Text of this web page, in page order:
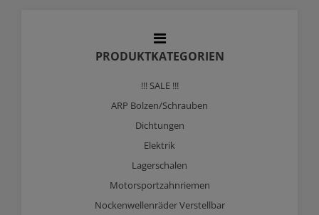
PRODUKTKATEGORIEN
!!! SALE !!!
ARP Bolzen/Schrauben
Dichtungen
Elektrik
Lagerschalen
Motorsportzahnriemen
Nockenwellenräder Verstellbar